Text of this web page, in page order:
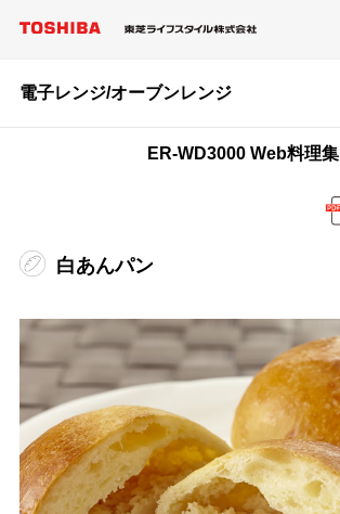
電子レンジ/オーブンレンジ
ER-WD3000 Web料理集
白あんパン